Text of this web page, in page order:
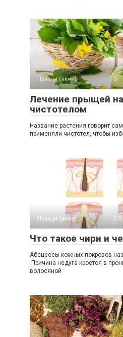
Прыщи (акне) 0
Лечение прыщей
чистотелом
Название растения говорит
применяли чистотел, чтобы
Прыщи (акне) 0
Что такое чири и
Абсцессы кожных покровов
Причина недуга кроется в
волосяной